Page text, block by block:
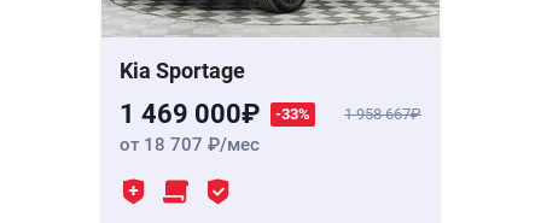
Kia Sportage
1 469 000 -33% 1 958 667
от 18 707 /мес